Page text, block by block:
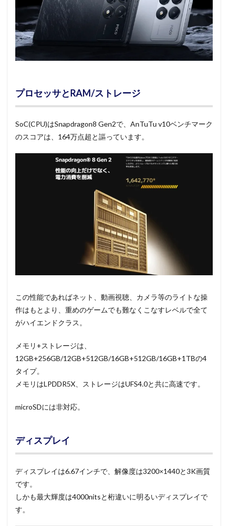
プロセッサとRAM/ストレージ
SoC(CPU)はSnapdragon8 Gen2で、AnTuTu v10ベンチマーク
のスコアは、164万点超と謳っています。
この性能であればネット、動画視聴、カメラ等のライトな操
作はもとより、重めのゲームでも難なくこなすレベルで全て
がハイエンドクラス。
メモリ+ストレージは、
12GB+256GB/12GB+512GB/16GB+512GB/16GB+1TBの4
タイプ。
メモリはLPDDR5X、ストレージはUFS4.0と共に高速です。
microSDには非対応。
ディスプレイ
ディスプレイは6.67インチで、解像度は3200×1440と3K画質
です。
しかも最大輝度は4000nitsと桁違いに明るいディスプレイで
す。